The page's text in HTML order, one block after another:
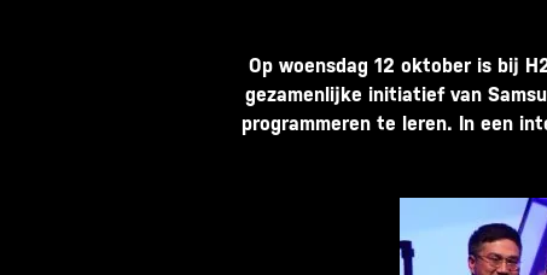
Op woensdag 12 oktober is bij
gezamenlijke initiatief van
programmeren te leren. In een